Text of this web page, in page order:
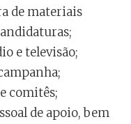
de materiais
e televisão;
comitês;
de apoio, bem